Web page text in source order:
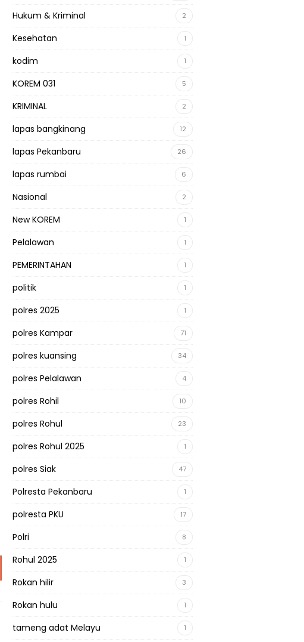
Hukum & Kriminal 2
Kesehatan 1
kodim 1
KOREM 031 5
KRIMINAL 2
lapas bangkinang 12
lapas Pekanbaru 26
lapas rumbai 6
Nasional 2
New KOREM 1
Pelalawan 1
PEMERINTAHAN 1
politik 1
polres 2025 1
polres Kampar 71
polres kuansing 34
polres Pelalawan 4
polres Rohil 10
polres Rohul 23
polres Rohul 2025 1
polres Siak 47
Polresta Pekanbaru 1
polresta PKU 17
Polri 8
Rohul 2025 1
Rokan hilir 3
Rokan hulu 1
tameng adat Melayu 1